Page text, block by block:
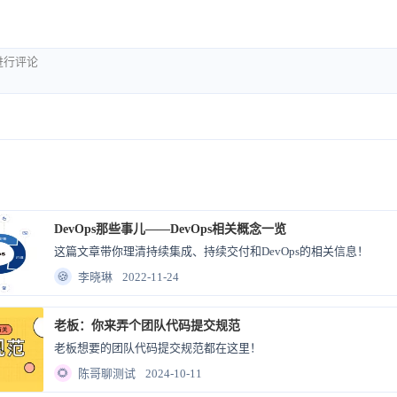
DevOps那些事儿——DevOps相关概念一览
这篇文章带你理清持续集成、持续交付和DevOps的相关信息！
🍪
李晓琳 2022-11-24
老板：你来弄个团队代码提交规范
老板想要的团队代码提交规范都在这里！
🌻
陈哥聊测试 2024-10-11